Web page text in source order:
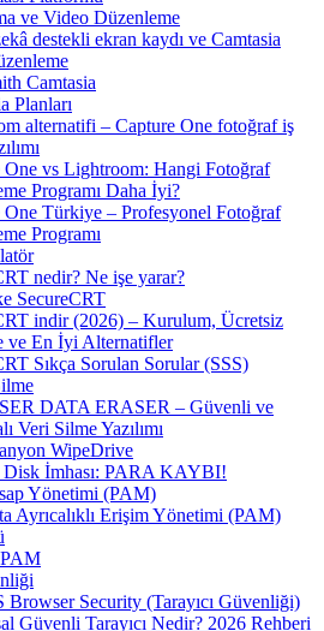
ve Video Düzenleme
destekli ekran kaydı ve Camtasia
Camtasia
Planları
alternatifi – Capture One fotoğraf iş
One vs Lightroom: Hangi Fotoğraf
Programı Daha İyi?
One Türkiye – Profesyonel Fotoğraf
Programı
nedir? Ne işe yarar?
SecureCRT
indir (2026) – Kurulum, Ücretsiz
ve En İyi Alternatifler
Sıkça Sorulan Sorular (SSS)
DATA ERASER – Güvenli ve
Veri Silme Yazılımı
WipeDrive
Disk İmhası: PARA KAYBI!
Yönetimi (PAM)
Ayrıcalıklı Erişim Yönetimi (PAM)
Browser Security (Tarayıcı Güvenliği)
Güvenli Tarayıcı Nedir? 2026 Rehberi